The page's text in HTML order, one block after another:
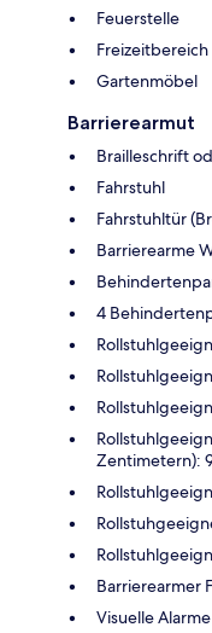
Feuerstelle
Freizeitbereich
Gartenmöbel
Barrierearmut
Brailleschrift
Fahrstuhl
Fahrstuhltür
Barrierearme
4
Zentimetern):
Barrierearmer
Visuelle